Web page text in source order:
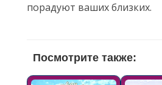
порадуют ваших близких.
Посмотрите также: